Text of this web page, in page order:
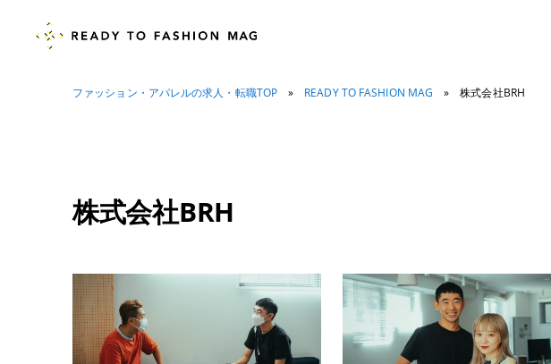
ファッション・アパレルの求人・転職TOP » READY TO FASHION MAG » 株式会社BRH
株式会社BRH